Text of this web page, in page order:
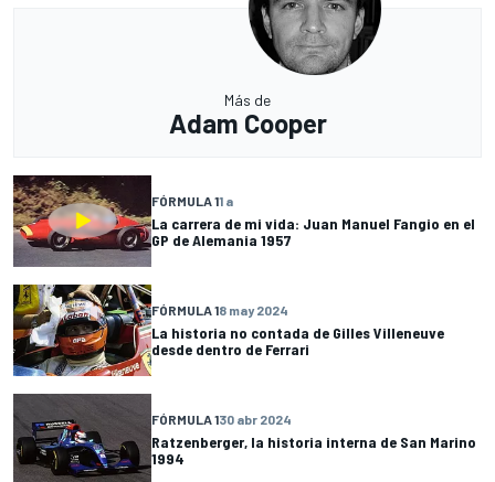
Más de
Adam Cooper
FÓRMULA 11 a
La carrera de mi vida: Juan Manuel Fangio en el
GP de Alemania 1957
FÓRMULA 18 may 2024
La historia no contada de Gilles Villeneuve
desde dentro de Ferrari
FÓRMULA 130 abr 2024
Ratzenberger, la historia interna de San Marino
1994